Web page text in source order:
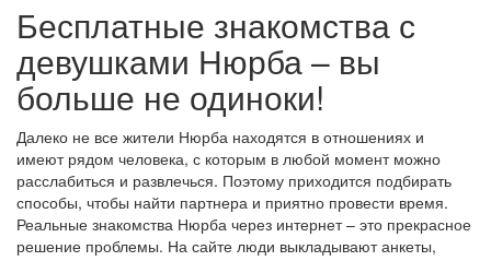
Бесплатные знакомства с
девушками Нюрба – вы
больше не одиноки!
Далеко не все жители Нюрба находятся в отношениях и
имеют рядом человека, с которым в любой момент можно
расслабиться и развлечься. Поэтому приходится подбирать
способы, чтобы найти партнера и приятно провести время.
Реальные знакомства Нюрба через интернет – это прекрасное
решение проблемы. На сайте люди выкладывают анкеты,